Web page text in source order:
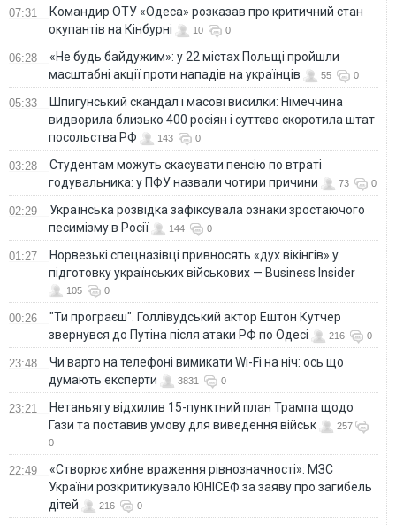
07:31
Командир ОТУ «Одеса» розказав про критичний стан
окупантів на Кінбурні
10 0
06:28
«Не будь байдужим»: у 22 містах Польщі пройшли
масштабні акції проти нападів на українців
55 0
05:33
Шпигунський скандал і масові висилки: Німеччина
видворила близько 400 росіян і суттєво скоротила штат
посольства РФ
143 0
03:28
Студентам можуть скасувати пенсію по втраті
годувальника: у ПФУ назвали чотири причини
73 0
02:29
Українська розвідка зафіксувала ознаки зростаючого
песимізму в Росії
144 0
01:27
Норвезькі спецназівці привносять «дух вікінгів» у
підготовку українських військових — Business Insider
105 0
00:26
"Ти програєш". Голлівудський актор Ештон Кутчер
звернувся до Путіна після атаки РФ по Одесі
216 0
23:48
Чи варто на телефонi вимикати Wi-Fi на ніч: ось що
думають експерти
3831 0
23:21
Нетаньягу відхилив 15-пунктний план Трампа щодо
Гази та поставив умову для виведення військ
257
0
22:49
«Створює хибне враження рівнозначності»: МЗС
України розкритикувало ЮНІСЕФ за заяву про загибель
дітей
216 0